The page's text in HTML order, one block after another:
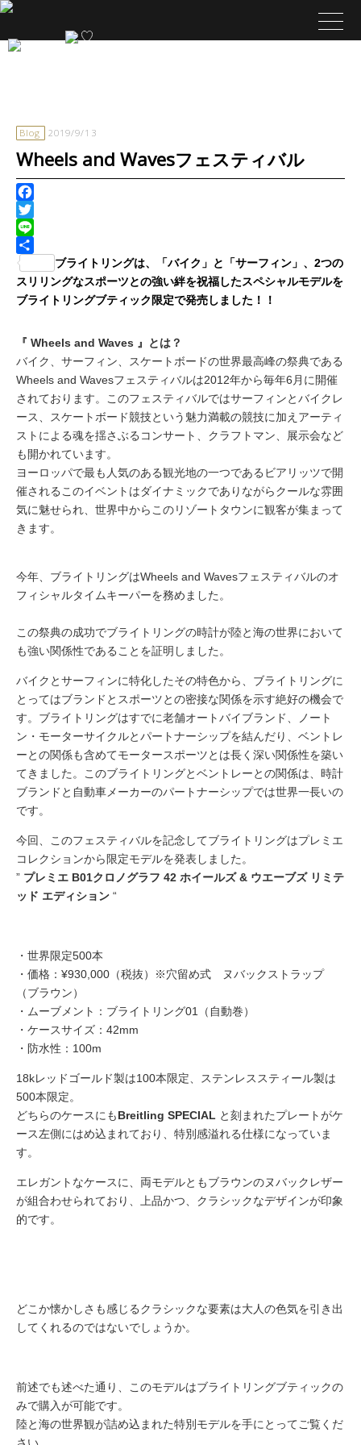
Blog 2019/9/13
Wheels and Wavesフェスティバル
Facebook
Twitter
Line
共
有
ブライトリングは、「バイク」と「サーフィン」、2つの
スリリングなスポーツとの強い絆を祝福したスペシャルモデルを
ブライトリングブティック限定で発売しました！！
『 Wheels and Waves 』とは？
バイク、サーフィン、スケートボードの世界最高峰の祭典である
Wheels and Wavesフェスティバルは2012年から毎年6月に開催
されております。このフェスティバルではサーフィンとバイクレ
ース、スケートボード競技という魅力満載の競技に加えアーティ
ストによる魂を揺さぶるコンサート、クラフトマン、展示会など
も開かれています。
ヨーロッパで最も人気のある観光地の一つであるビアリッツで開
催されるこのイベントはダイナミックでありながらクールな雰囲
気に魅せられ、世界中からこのリゾートタウンに観客が集まって
きます。
今年、ブライトリングはWheels and Wavesフェスティバルのオ
フィシャルタイムキーパーを務めました。
この祭典の成功でブライトリングの時計が陸と海の世界において
も強い関係性であることを証明しました。
バイクとサーフィンに特化したその特色から、ブライトリングに
とってはブランドとスポーツとの密接な関係を示す絶好の機会で
す。ブライトリングはすでに老舗オートバイブランド、ノート
ン・モーターサイクルとパートナーシップを結んだり、ベントレ
ーとの関係も含めてモータースポーツとは長く深い関係性を築い
てきました。このブライトリングとベントレーとの関係は、時計
ブランドと自動車メーカーのパートナーシップでは世界一長いの
です。
今回、このフェスティバルを記念してブライトリングはプレミエ
コレクションから限定モデルを発表しました。
” プレミエ B01クロノグラフ 42 ホイールズ & ウエーブズ リミテ
ッド エディション “
・世界限定500本
・価格：¥930,000（税抜）※穴留め式 ヌバックストラップ
（ブラウン）
・ムーブメント：ブライトリング01（自動巻）
・ケースサイズ：42mm
・防水性：100m
18kレッドゴールド製は100本限定、ステンレススティール製は
500本限定。
どちらのケースにもBreitling SPECIAL と刻まれたプレートがケ
ース左側にはめ込まれており、特別感溢れる仕様になっていま
す。
エレガントなケースに、両モデルともブラウンのヌバックレザー
が組合わせられており、上品かつ、クラシックなデザインが印象
的です。
どこか懐かしさも感じるクラシックな要素は大人の色気を引き出
してくれるのではないでしょうか。
前述でも述べた通り、このモデルはブライトリングブティックの
みで購入が可能です。
陸と海の世界観が詰め込まれた特別モデルを手にとってご覧くだ
さい。